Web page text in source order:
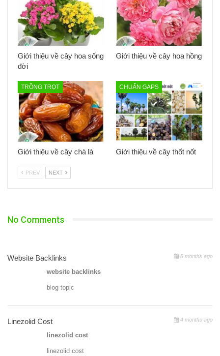
Giới thiệu về cây hoa sống
đời
Giới thiệu về cây hoa hồng
TRỒNG TRỌT
Giới thiệu về cây chà là
CHUẨN GAPS
Giới thiệu về cây thốt nốt
PREV NEXT
No Comments
Website Backlinks 8 months ago
website backlinks
blog topic
Linezolid Cost 4 months ago
linezolid cost
linezolid cost